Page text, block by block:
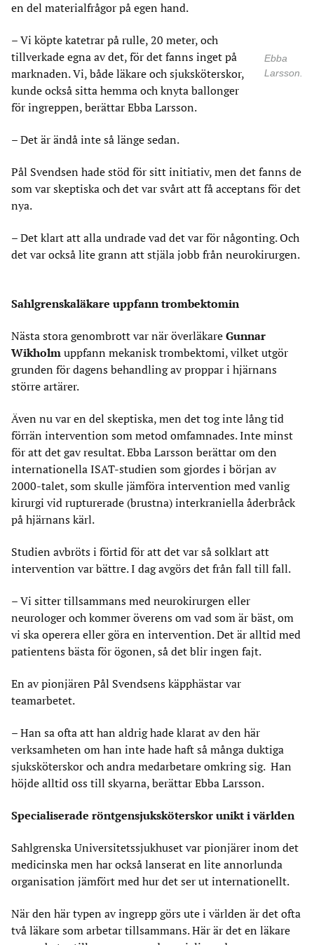
en del materialfrågor på egen hand.
Ebba
Larsson.
– Vi köpte katetrar på rulle, 20 meter, och
tillverkade egna av det, för det fanns inget på
marknaden. Vi, både läkare och sjuksköterskor,
kunde också sitta hemma och knyta ballonger
för ingreppen, berättar Ebba Larsson.
– Det är ändå inte så länge sedan.
Pål Svendsen hade stöd för sitt initiativ, men det fanns de
som var skeptiska och det var svårt att få acceptans för det
nya.
– Det klart att alla undrade vad det var för någonting. Och
det var också lite grann att stjäla jobb från neurokirurgen.
Sahlgrenskaläkare uppfann trombektomin
Nästa stora genombrott var när överläkare Gunnar
Wikholm uppfann mekanisk trombektomi, vilket utgör
grunden för dagens behandling av proppar i hjärnans
större artärer.
Även nu var en del skeptiska, men det tog inte lång tid
förrän intervention som metod omfamnades. Inte minst
för att det gav resultat. Ebba Larsson berättar om den
internationella ISAT-studien som gjordes i början av
2000-talet, som skulle jämföra intervention med vanlig
kirurgi vid rupturerade (brustna) interkraniella åderbråck
på hjärnans kärl.
Studien avbröts i förtid för att det var så solklart att
intervention var bättre. I dag avgörs det från fall till fall.
– Vi sitter tillsammans med neurokirurgen eller
neurologer och kommer överens om vad som är bäst, om
vi ska operera eller göra en intervention. Det är alltid med
patientens bästa för ögonen, så det blir ingen fajt.
En av pionjären Pål Svendsens käpphästar var
teamarbetet.
– Han sa ofta att han aldrig hade klarat av den här
verksamheten om han inte hade haft så många duktiga
sjuksköterskor och andra medarbetare omkring sig. Han
höjde alltid oss till skyarna, berättar Ebba Larsson.
Specialiserade röntgensjuksköterskor unikt i världen
Sahlgrenska Universitetssjukhuset var pionjärer inom det
medicinska men har också lanserat en lite annorlunda
organisation jämfört med hur det ser ut internationellt.
När den här typen av ingrepp görs ute i världen är det ofta
två läkare som arbetar tillsammans. Här är det en läkare